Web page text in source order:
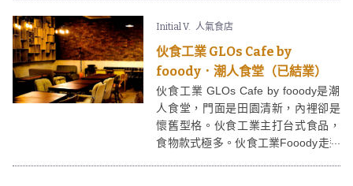
餐。
Initial V. 人氣食店
伙食工業 GLOs Cafe by
fooody．潮人食堂（已結業）
伙食工業 GLOs Cafe by fooody是潮
人食堂，門面是田園清新，內裡卻是
懷舊型格。伙食工業主打台式食品，
食物款式極多。伙食工業Fooody走型